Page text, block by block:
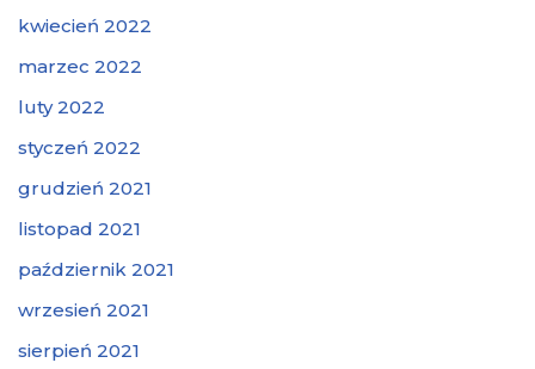
kwiecień 2022
marzec 2022
luty 2022
styczeń 2022
grudzień 2021
listopad 2021
październik 2021
wrzesień 2021
sierpień 2021